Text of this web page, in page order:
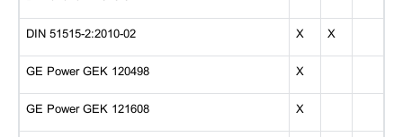
DIN 51515-2:2010-02 X X
GE Power GEK 120498 X
GE Power GEK 121608 X